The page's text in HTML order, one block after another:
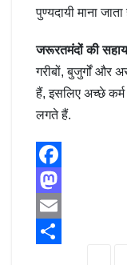
पुण्यदायी माना
जरूरतमंदों की
गरीबों, बुजुर्गों और
हैं, इसलिए अच्छे
लगते हैं.
F
a
c
M
aE